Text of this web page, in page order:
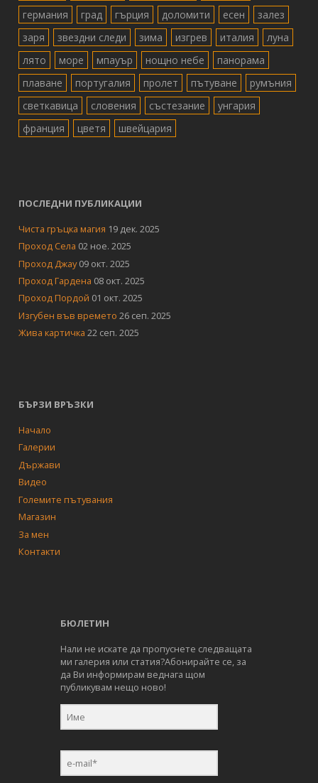
германия
град гърция доломити есен
залез
заря
звездни следи зима изгрев италия
луна
лято
море мпауър нощно небе
панорама
плаване
португалия пролет пътуване
румъния
светкавица
словения състезание
унгария
франция
цветя швейцария
ПОСЛЕДНИ ПУБЛИКАЦИИ
Чиста гръцка магия 19 дек. 2025
Проход Села 02 ное. 2025
Проход Джау 09 окт. 2025
Проход Гардена 08 окт. 2025
Проход Пордой 01 окт. 2025
Изгубен във времето 26 сеп. 2025
Жива картичка 22 сеп. 2025
БЪРЗИ ВРЪЗКИ
Начало
Галерии
Държави
Видео
Големите пътувания
Магазин
За мен
Контакти
БЮЛЕТИН
Нали не искате да пропуснете следващата
ми галерия или статия?Абонирайте се, за
да Ви информирам веднага щом
публикувам нещо ново!